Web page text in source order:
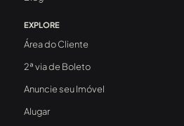
EXPLORE
Área do Cliente
2ª via de Boleto
Anuncie seu Imóvel
Alugar